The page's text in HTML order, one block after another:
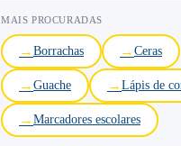
MAIS PROCURADAS
Borrachas Ceras
Guache Lápis de
Marcadores escolares